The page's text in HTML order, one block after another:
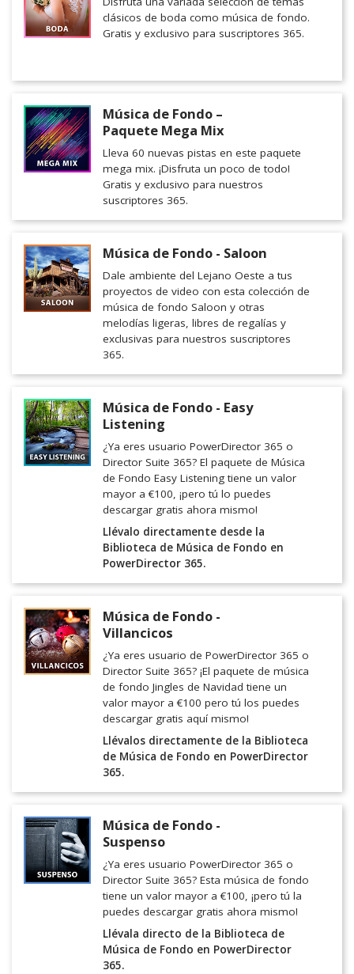
clásicos de boda como música de fondo.
Gratis y exclusivo para suscriptores 365.
Música de Fondo –
Paquete Mega Mix
Lleva 60 nuevas pistas en este paquete
mega mix. ¡Disfruta un poco de todo!
Gratis y exclusivo para nuestros
suscriptores 365.
Música de Fondo - Saloon
Dale ambiente del Lejano Oeste a tus
proyectos de video con esta colección de
música de fondo Saloon y otras
melodías ligeras, libres de regalías y
exclusivas para nuestros suscriptores
365.
Música de Fondo - Easy
Listening
¿Ya eres usuario PowerDirector 365 o
Director Suite 365? El paquete de Música
de Fondo Easy Listening tiene un valor
mayor a €100, ¡pero tú lo puedes
descargar gratis ahora mismo!
Llévalo directamente desde la
Biblioteca de Música de Fondo en
PowerDirector 365.
Música de Fondo -
Villancicos
¿Ya eres usuario de PowerDirector 365 o
Director Suite 365? ¡El paquete de música
de fondo Jingles de Navidad tiene un
valor mayor a €100 pero tú los puedes
descargar gratis aquí mismo!
Llévalos directamente de la Biblioteca
de Música de Fondo en PowerDirector
365.
Música de Fondo -
Suspenso
¿Ya eres usuario PowerDirector 365 o
Director Suite 365? Esta música de fondo
tiene un valor mayor a €100, ¡pero tú la
puedes descargar gratis ahora mismo!
Llévala directo de la Biblioteca de
Música de Fondo en PowerDirector
365.